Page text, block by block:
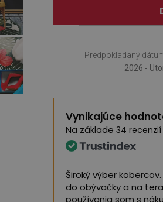
Predpokladaný
2026 -
Vynikajúce
Na základe 34 recenzií
Široký výber
do obývačky a na
používania som s